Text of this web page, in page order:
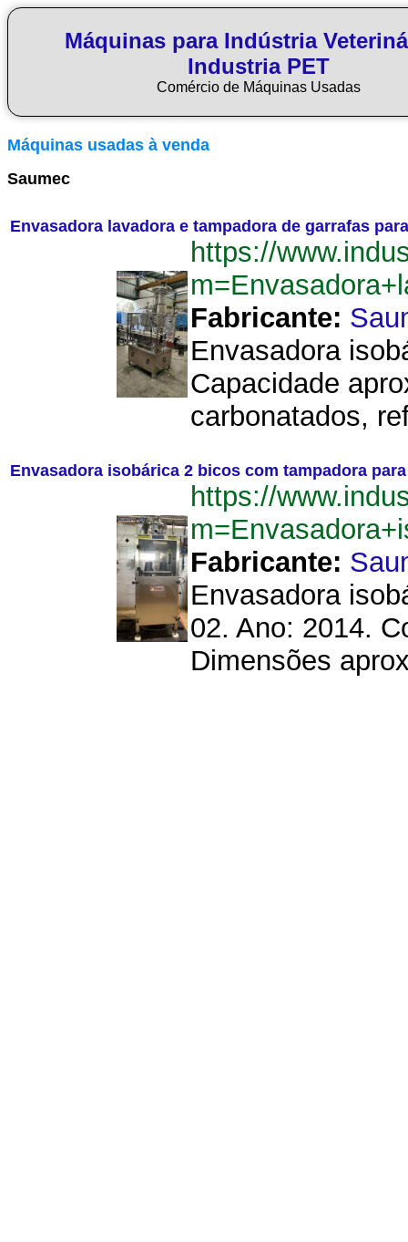
Máquinas para Indústria
Industria PET
Comércio de Máquinas Usadas
Máquinas usadas à venda
Saumec
Envasadora lavadora e tampadora de garrafas
https://
Fabricante:
Envasadora
Capacidade
carbonatados,
Envasadora isobárica 2 bicos com tampadora
https://
Fabricante:
Envasadora
02. Ano: 2014.
Dimensões